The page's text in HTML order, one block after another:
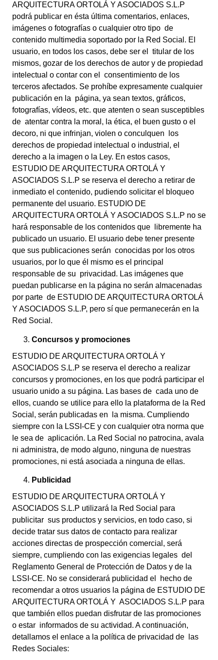
ARQUITECTURA ORTOLÁ Y ASOCIADOS S.L.P
podrá publicar en ésta última comentarios, enlaces,
imágenes o fotografías o cualquier otro tipo de
contenido multimedia soportado por la Red Social. El
usuario, en todos los casos, debe ser el titular de los
mismos, gozar de los derechos de autor y de propiedad
intelectual o contar con el consentimiento de los
terceros afectados. Se prohíbe expresamente cualquier
publicación en la página, ya sean textos, gráficos,
fotografías, vídeos, etc. que atenten o sean susceptibles
de atentar contra la moral, la ética, el buen gusto o el
decoro, ni que infrinjan, violen o conculquen los
derechos de propiedad intelectual o industrial, el
derecho a la imagen o la Ley. En estos casos,
ESTUDIO DE ARQUITECTURA ORTOLÁ Y
ASOCIADOS S.L.P se reserva el derecho a retirar de
inmediato el contenido, pudiendo solicitar el bloqueo
permanente del usuario. ESTUDIO DE
ARQUITECTURA ORTOLÁ Y ASOCIADOS S.L.P no se
hará responsable de los contenidos que libremente ha
publicado un usuario. El usuario debe tener presente
que sus publicaciones serán conocidas por los otros
usuarios, por lo que él mismo es el principal
responsable de su privacidad. Las imágenes que
puedan publicarse en la página no serán almacenadas
por parte de ESTUDIO DE ARQUITECTURA ORTOLÁ
Y ASOCIADOS S.L.P, pero sí que permanecerán en la
Red Social.
Concursos y promociones
ESTUDIO DE ARQUITECTURA ORTOLÁ Y
ASOCIADOS S.L.P se reserva el derecho a realizar
concursos y promociones, en los que podrá participar el
usuario unido a su página. Las bases de cada uno de
ellos, cuando se utilice para ello la plataforma de la Red
Social, serán publicadas en la misma. Cumpliendo
siempre con la LSSI-CE y con cualquier otra norma que
le sea de aplicación. La Red Social no patrocina, avala
ni administra, de modo alguno, ninguna de nuestras
promociones, ni está asociada a ninguna de ellas.
Publicidad
ESTUDIO DE ARQUITECTURA ORTOLÁ Y
ASOCIADOS S.L.P utilizará la Red Social para
publicitar sus productos y servicios, en todo caso, si
decide tratar sus datos de contacto para realizar
acciones directas de prospección comercial, será
siempre, cumpliendo con las exigencias legales del
Reglamento General de Protección de Datos y de la
LSSI-CE. No se considerará publicidad el hecho de
recomendar a otros usuarios la página de ESTUDIO DE
ARQUITECTURA ORTOLÁ Y ASOCIADOS S.L.P para
que también ellos puedan disfrutar de las promociones
o estar informados de su actividad. A continuación,
detallamos el enlace a la política de privacidad de las
Redes Sociales: